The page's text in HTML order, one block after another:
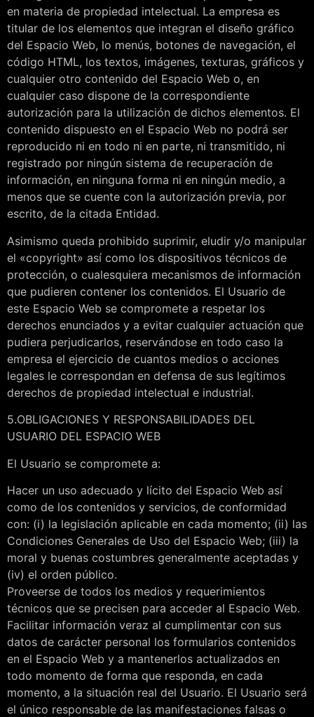
en materia de propiedad intelectual. La empresa es
titular de los elementos que integran el diseño gráfico
del Espacio Web, lo menús, botones de navegación, el
código HTML, los textos, imágenes, texturas, gráficos y
cualquier otro contenido del Espacio Web o, en
cualquier caso dispone de la correspondiente
autorización para la utilización de dichos elementos. El
contenido dispuesto en el Espacio Web no podrá ser
reproducido ni en todo ni en parte, ni transmitido, ni
registrado por ningún sistema de recuperación de
información, en ninguna forma ni en ningún medio, a
menos que se cuente con la autorización previa, por
escrito, de la citada Entidad.
Asimismo queda prohibido suprimir, eludir y/o manipular
el «copyright» así como los dispositivos técnicos de
protección, o cualesquiera mecanismos de información
que pudieren contener los contenidos. El Usuario de
este Espacio Web se compromete a respetar los
derechos enunciados y a evitar cualquier actuación que
pudiera perjudicarlos, reservándose en todo caso la
empresa el ejercicio de cuantos medios o acciones
legales le correspondan en defensa de sus legítimos
derechos de propiedad intelectual e industrial.
5.OBLIGACIONES Y RESPONSABILIDADES DEL
USUARIO DEL ESPACIO WEB
El Usuario se compromete a:
Hacer un uso adecuado y lícito del Espacio Web así
como de los contenidos y servicios, de conformidad
con: (i) la legislación aplicable en cada momento; (ii) las
Condiciones Generales de Uso del Espacio Web; (iii) la
moral y buenas costumbres generalmente aceptadas y
(iv) el orden público.
Proveerse de todos los medios y requerimientos
técnicos que se precisen para acceder al Espacio Web.
Facilitar información veraz al cumplimentar con sus
datos de carácter personal los formularios contenidos
en el Espacio Web y a mantenerlos actualizados en
todo momento de forma que responda, en cada
momento, a la situación real del Usuario. El Usuario será
el único responsable de las manifestaciones falsas o